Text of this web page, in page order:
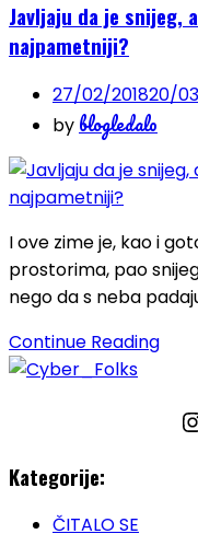
Javljaju da je snijeg,
najpametniji?
27/02/201820/
by blogledalo
I ove zime je, kao i
prostorima, pao
nego da s neba
Continue Reading
Kategorije:
ČITALO SE